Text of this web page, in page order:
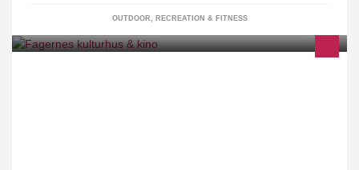
OUTDOOR, RECREATION & FITNESS